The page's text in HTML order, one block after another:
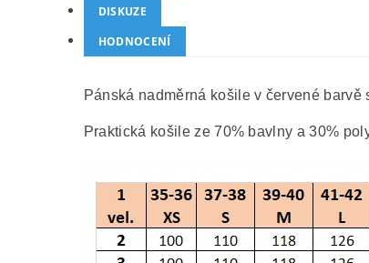
DISKUZE
HODNOCENÍ
Pánská nadměrná košile v červené
Praktická košile ze 70% bavlny a 30%